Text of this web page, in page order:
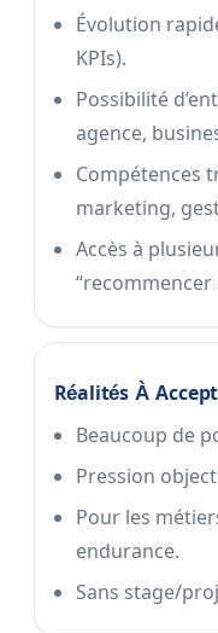
Évolution
KPIs).
Possibilité
agence,
Compétences
marketing,
Accès à
“recommencer
Réalités À
Beaucoup de
Pression
Pour les
endurance.
Sans stage/